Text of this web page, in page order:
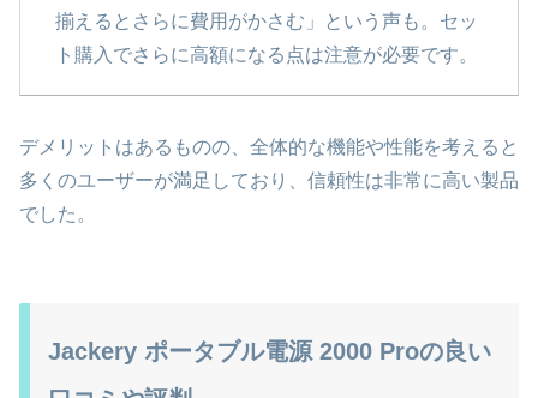
揃えるとさらに費用がかさむ」という声も。セッ
ト購入でさらに高額になる点は注意が必要です。
デメリットはあるものの、全体的な機能や性能を考えると
多くのユーザーが満足しており、信頼性は非常に高い製品
でした。
Jackery ポータブル電源 2000 Proの良い